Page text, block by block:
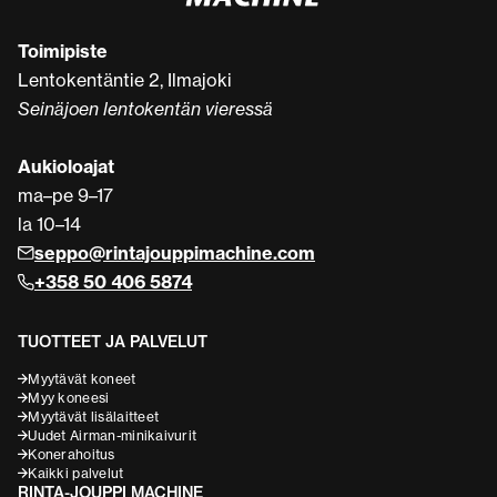
Toimipiste
Lentokentäntie 2, Ilmajoki
Seinäjoen lentokentän vieressä
Aukioloajat
ma–pe 9–17
la 10–14
seppo@rintajouppimachine.com
+358 50 406 5874
TUOTTEET JA PALVELUT
Myytävät koneet
Myy koneesi
Myytävät lisälaitteet
Uudet Airman-minikaivurit
Konerahoitus
Kaikki palvelut
RINTA-JOUPPI MACHINE